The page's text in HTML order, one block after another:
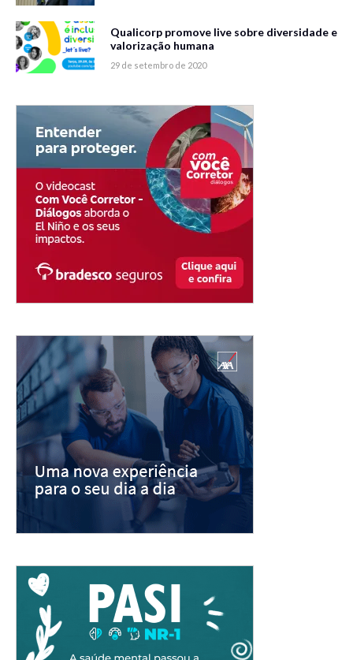
Qualicorp promove live sobre diversidade e
valorização humana
29 de setembro de 2020